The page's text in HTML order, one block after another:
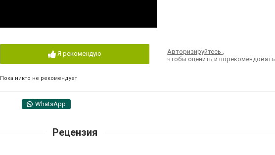
Я рекомендую
Пока никто не рекомендует
Авторизируйтесь
чтобы оценить и порекомендовать
WhatsApp
Рецензия